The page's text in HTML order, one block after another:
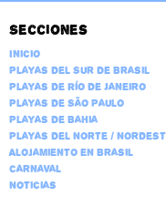
Secciones
Inicio
Playas del Sur de Brasil
Playas de Río de Janeiro
Playas de São Paulo
Playas de Bahia
Playas del Norte /
Alojamiento en Brasil
Carnaval
Noticias